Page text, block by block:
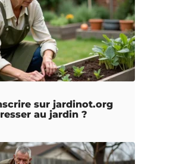
sur jardinot.org
au jardin ?